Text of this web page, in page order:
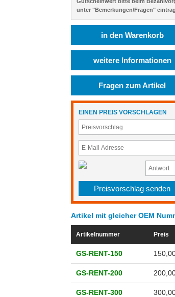
unter "Bemerkungen/Fragen"
in den Warenkorb
weitere Informationen
Fragen zum Artikel
EINEN PREIS VORSCHLAGEN
Artikel mit gleicher OEM
Artikelnummer Preis
GS-RENT-150
GS-RENT-200
GS-RENT-300